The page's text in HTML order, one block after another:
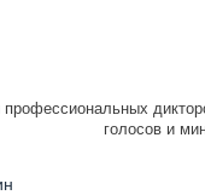
профессиональных
голосов и